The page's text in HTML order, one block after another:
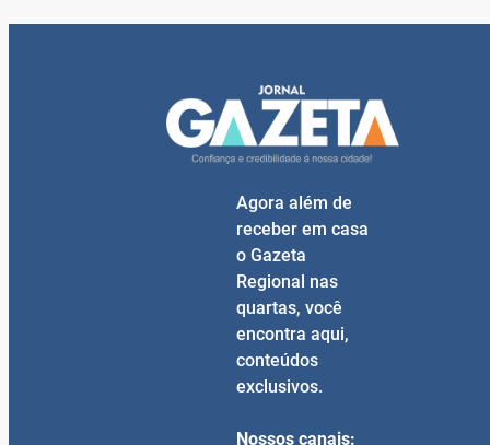
Agora além de
receber em casa
o Gazeta
Regional nas
quartas, você
encontra aqui,
conteúdos
exclusivos.
Nossos canais: